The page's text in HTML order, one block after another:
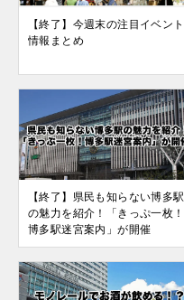
【終了】今週末の注目イベント
情報まとめ
【終了】県民も知らない博多駅
の魅力を紹介！「きっぷ一枚！
博多駅迷宮案内」が開催